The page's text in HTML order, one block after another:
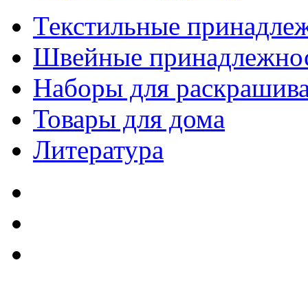
Текстильные
Швейные
Наборы для
Товары для дома
Литература